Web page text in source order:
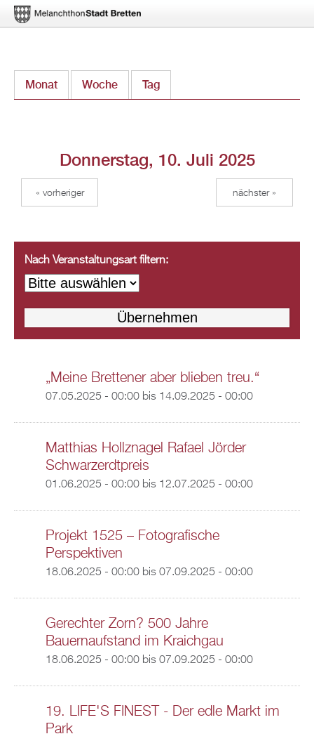
zum
Monat Woche Tag
Donnerstag, 10. Juli 2025
« vorheriger nächster »
Nach Veranstaltungsart filtern:
„Meine Brettener aber blieben treu.“
07.05.2025 - 00:00bis 14.09.2025 - 00:00
Matthias Hollznagel Rafael Jörder
Schwarzerdtpreis
01.06.2025 - 00:00bis 12.07.2025 - 00:00
Projekt 1525 – Fotografische
Perspektiven
18.06.2025 - 00:00bis 07.09.2025 - 00:00
Gerechter Zorn? 500 Jahre
Bauernaufstand im Kraichgau
18.06.2025 - 00:00bis 07.09.2025 - 00:00
19. LIFE'S FINEST - Der edle Markt im
Park